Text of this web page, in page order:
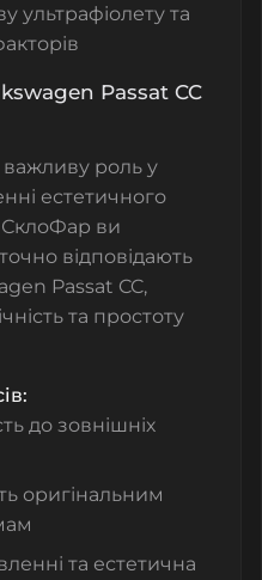
ультрафіолету та
Passat CC
важливу роль у
естетичного
СклоФар ви
відповідають
Passat CC,
та простоту
до зовнішніх
оригінальним
та естетична